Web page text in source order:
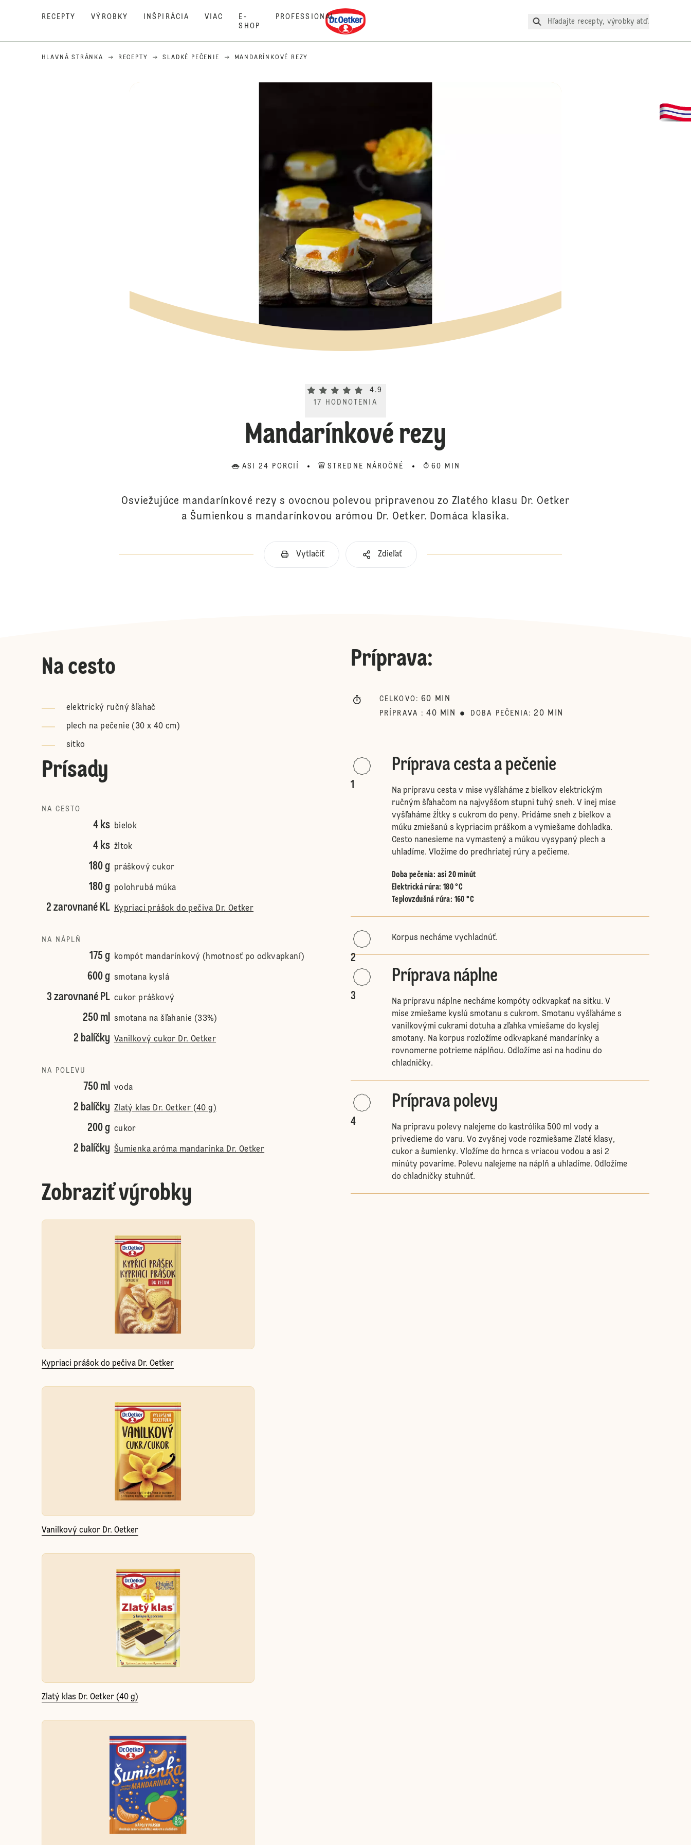
RECEPTY VÝROBKY INŠPIRÁCIA VIAC
E-
SHOP
PROFESSIONAL Dr. Oetker
Hľadajte recepty, výrobky atď.
HLAVNÁ STRÁNKA RECEPTY SLADKÉ PEČENIE MANDARÍNKOVÉ REZY
Current rating 4.9. Click to rate.
4.9
17
HODNOTENIA
Mandarínkové rezy
ASI 24 PORCIÍ STREDNE NÁROČNÉ 60 MIN
Osviežujúce mandarínkové rezy s ovocnou polevou pripravenou zo Zlatého klasu Dr. Oetker
a Šumienkou s mandarínkovou arómou Dr. Oetker. Domáca klasika.
Vytlačiť Zdieľať
Na cesto
elektrický ručný šľahač
plech na pečenie (30 x 40 cm)
sitko
Prísady
NA CESTO
4 ks bielok
4 ks žltok
180 g práškový cukor
180 g polohrubá múka
2 zarovnané KL Kypriaci prášok do pečiva Dr. Oetker
NA NÁPLŇ
175 g kompót mandarínkový (hmotnosť po odkvapkaní)
600 g smotana kyslá
3 zarovnané PL cukor práškový
250 ml smotana na šľahanie (33%)
2 balíčky Vanilkový cukor Dr. Oetker
NA POLEVU
750 ml voda
2 balíčky Zlatý klas Dr. Oetker (40 g)
200 g cukor
2 balíčky Šumienka aróma mandarínka Dr. Oetker
Zobraziť výrobky
Kypriaci prášok do pečiva Dr. Oetker
Vanilkový cukor Dr. Oetker
Zlatý klas Dr. Oetker (40 g)
Príprava:
CELKOVO : 60 MIN
PRÍPRAVA : 40 MIN DOBA PEČENIA : 20 MIN
1
Príprava cesta a pečenie
Na prípravu cesta v mise vyšľaháme z bielkov elektrickým
ručným šľahačom na najvyššom stupni tuhý sneh. V inej mise
vyšľaháme žĺtky s cukrom do peny. Pridáme sneh z bielkov a
múku zmiešanú s kypriacim práškom a vymiešame dohladka.
Cesto nanesieme na vymastený a múkou vysypaný plech a
uhladíme. Vložíme do predhriatej rúry a pečieme.
Doba pečenia: asi 20 minút
Elektrická rúra: 180 °C
Teplovzdušná rúra: 160 °C
2
Korpus necháme vychladnúť.
3
Príprava náplne
Na prípravu náplne necháme kompóty odkvapkať na sitku. V
mise zmiešame kyslú smotanu s cukrom. Smotanu vyšľaháme s
vanilkovými cukrami dotuha a zľahka vmiešame do kyslej
smotany. Na korpus rozložíme odkvapkané mandarínky a
rovnomerne potrieme náplňou. Odložíme asi na hodinu do
chladničky.
4
Príprava polevy
Na prípravu polevy nalejeme do kastrólika 500 ml vody a
privedieme do varu. Vo zvyšnej vode rozmiešame Zlaté klasy,
cukor a šumienky. Vložíme do hrnca s vriacou vodou a asi 2
minúty povaríme. Polevu nalejeme na náplň a uhladíme. Odložíme
do chladničky stuhnúť.